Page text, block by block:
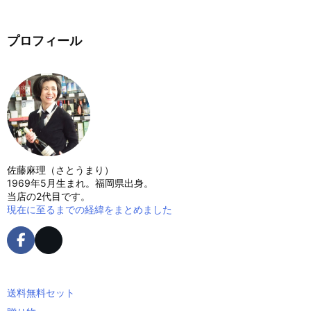
プロフィール
佐藤麻理（さとうまり）
1969年5月生まれ。福岡県出身。
当店の2代目です。
現在に至るまでの経緯をまとめました
送料無料セット